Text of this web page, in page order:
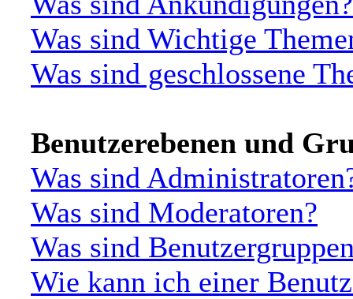
Was sind Wichtige
Was sind geschlossene
Benutzerebenen und
Was sind
Was sind Moderatoren?
Was sind
Wie kann ich einer